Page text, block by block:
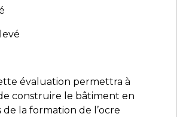
évaluation permettra à
construire le bâtiment en
la formation de l’ocre